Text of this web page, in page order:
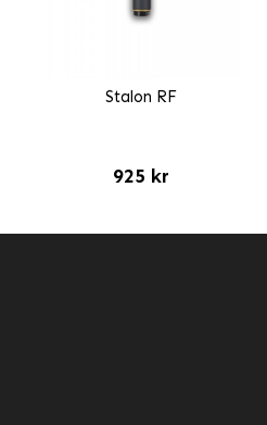
Stalon RF
925 kr